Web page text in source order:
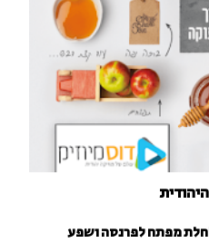
מפתח לפרנסה ושפע